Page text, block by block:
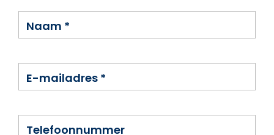
Naam *
E-mailadres *
Telefoonnummer